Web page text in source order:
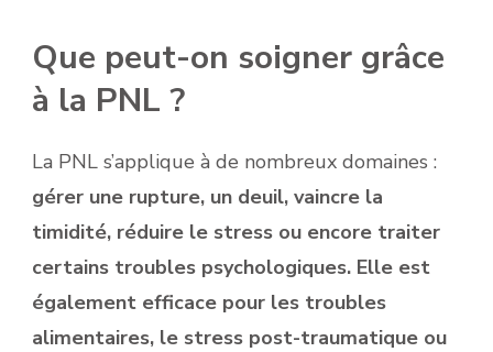
Que peut-on soigner grâce
à la PNL ?
La PNL s’applique à de nombreux domaines :
gérer une rupture, un deuil, vaincre la
timidité, réduire le stress ou encore traiter
certains troubles psychologiques. Elle est
également efficace pour les troubles
alimentaires, le stress post-traumatique ou